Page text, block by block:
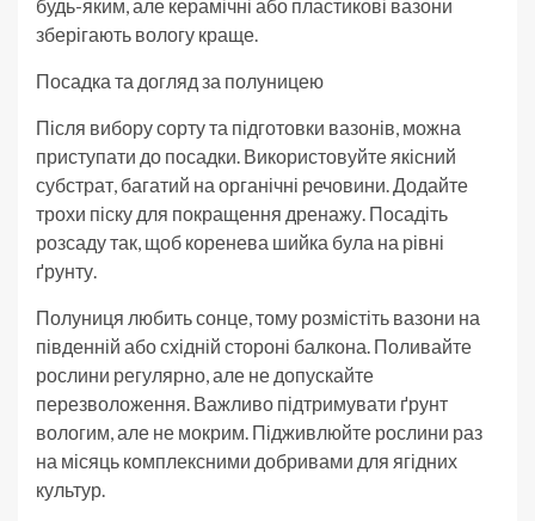
будь-яким, але керамічні або пластикові вазони
зберігають вологу краще.
Посадка та догляд за полуницею
Після вибору сорту та підготовки вазонів, можна
приступати до посадки. Використовуйте якісний
субстрат, багатий на органічні речовини. Додайте
трохи піску для покращення дренажу. Посадіть
розсаду так, щоб коренева шийка була на рівні
ґрунту.
Полуниця любить сонце, тому розмістіть вазони на
південній або східній стороні балкона. Поливайте
рослини регулярно, але не допускайте
перезволоження. Важливо підтримувати ґрунт
вологим, але не мокрим. Підживлюйте рослини раз
на місяць комплексними добривами для ягідних
культур.